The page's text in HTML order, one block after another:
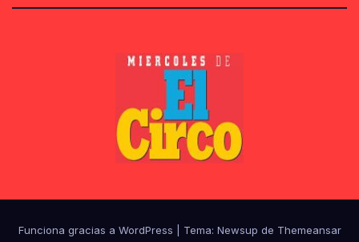
Funciona gracias a WordPress Tema: Newsup de Themeansar